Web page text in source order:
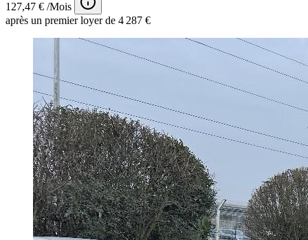
127,47 € /Mois
après un premier loyer de 4 287 €